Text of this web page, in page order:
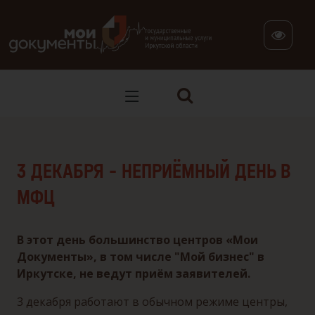
3 ДЕКАБРЯ - НЕПРИЁМНЫЙ ДЕНЬ В
МФЦ
В этот день большинство центров «Мои
Документы», в том числе "Мой бизнес" в
Иркутске, не ведут приём заявителей.
3 декабря работают в обычном режиме центры,